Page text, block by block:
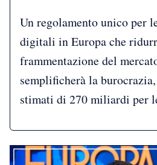
Un regolamento unico per
digitali in Europa che
frammentazione del
semplificherà la
stimati di 270 miliardi per